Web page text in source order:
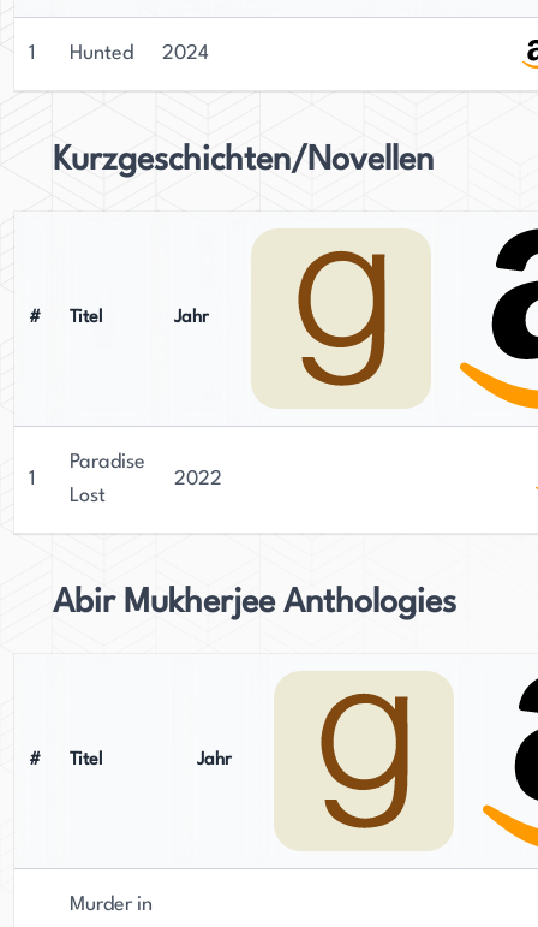
1 Hunted 2024
Kurzgeschichten/Novellen
# Titel Jahr
1
Paradise
Lost
2022
Abir Mukherjee Anthologies
# Titel Jahr
Murder in